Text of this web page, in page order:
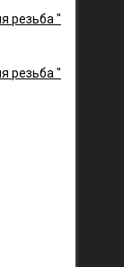
резьба "
резьба "